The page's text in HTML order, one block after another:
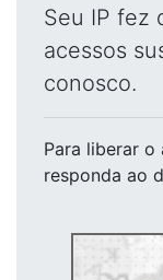
Seu IP fez
acessos
conosco.
Para liberar o
responda ao